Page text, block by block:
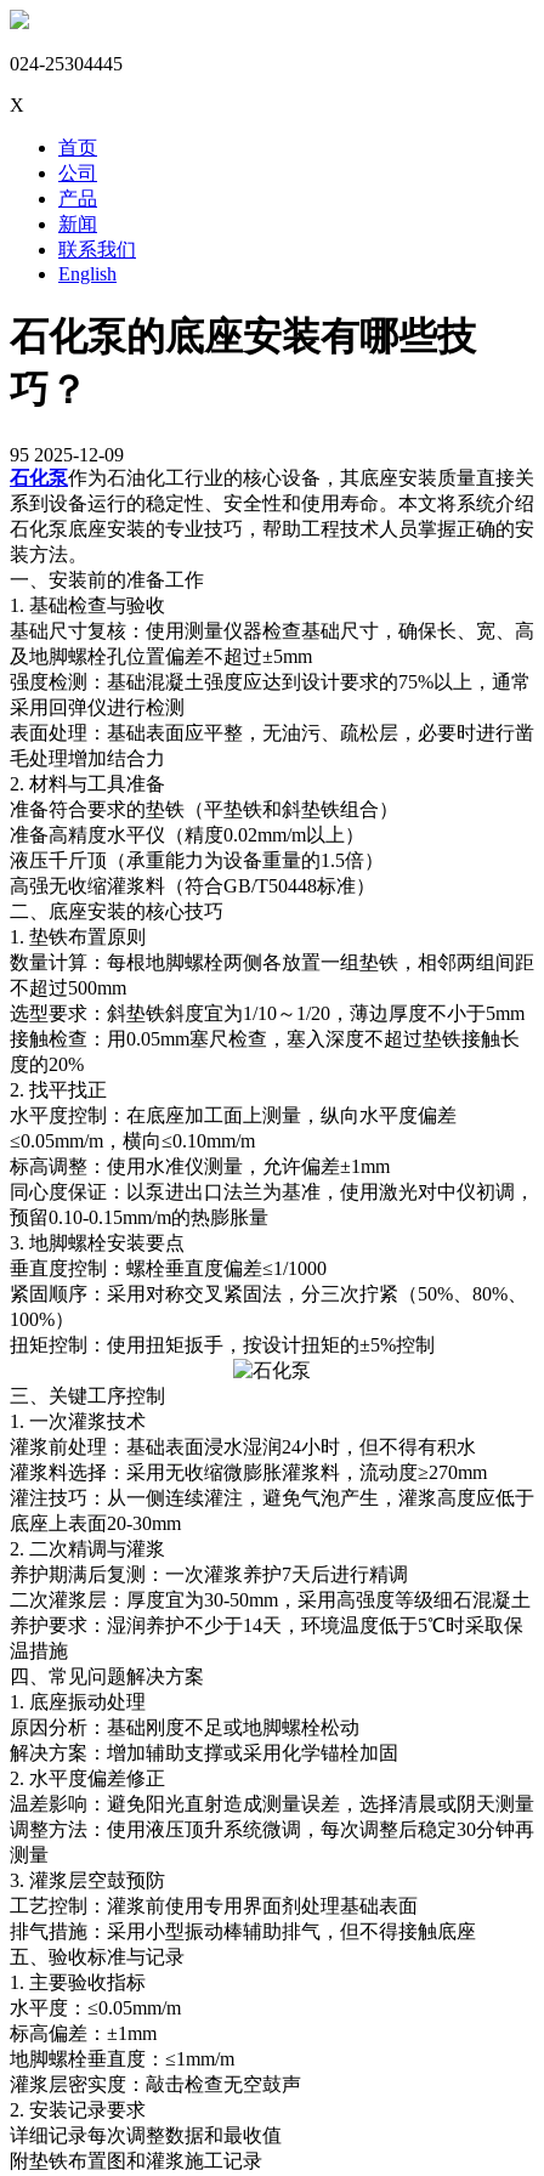
024-25304445
X
首页
公司
产品
新闻
联系我们
English
石化泵的底座安装有哪些技
巧？
95 2025-12-09
石化泵作为石油化工行业的核心设备，其底座安装质量直接关
系到设备运行的稳定性、安全性和使用寿命。本文将系统介绍
石化泵底座安装的专业技巧，帮助工程技术人员掌握正确的安
装方法。
一、安装前的准备工作
1. 基础检查与验收
基础尺寸复核：使用测量仪器检查基础尺寸，确保长、宽、高
及地脚螺栓孔位置偏差不超过±5mm
强度检测：基础混凝土强度应达到设计要求的75%以上，通常
采用回弹仪进行检测
表面处理：基础表面应平整，无油污、疏松层，必要时进行凿
毛处理增加结合力
2. 材料与工具准备
准备符合要求的垫铁（平垫铁和斜垫铁组合）
准备高精度水平仪（精度0.02mm/m以上）
液压千斤顶（承重能力为设备重量的1.5倍）
高强无收缩灌浆料（符合GB/T50448标准）
二、底座安装的核心技巧
1. 垫铁布置原则
数量计算：每根地脚螺栓两侧各放置一组垫铁，相邻两组间距
不超过500mm
选型要求：斜垫铁斜度宜为1/10～1/20，薄边厚度不小于5mm
接触检查：用0.05mm塞尺检查，塞入深度不超过垫铁接触长
度的20%
2. 找平找正
水平度控制：在底座加工面上测量，纵向水平度偏差
≤0.05mm/m，横向≤0.10mm/m
标高调整：使用水准仪测量，允许偏差±1mm
同心度保证：以泵进出口法兰为基准，使用激光对中仪初调，
预留0.10-0.15mm/m的热膨胀量
3. 地脚螺栓安装要点
垂直度控制：螺栓垂直度偏差≤1/1000
紧固顺序：采用对称交叉紧固法，分三次拧紧（50%、80%、
100%）
扭矩控制：使用扭矩扳手，按设计扭矩的±5%控制
三、关键工序控制
1. 一次灌浆技术
灌浆前处理：基础表面浸水湿润24小时，但不得有积水
灌浆料选择：采用无收缩微膨胀灌浆料，流动度≥270mm
灌注技巧：从一侧连续灌注，避免气泡产生，灌浆高度应低于
底座上表面20-30mm
2. 二次精调与灌浆
养护期满后复测：一次灌浆养护7天后进行精调
二次灌浆层：厚度宜为30-50mm，采用高强度等级细石混凝土
养护要求：湿润养护不少于14天，环境温度低于5℃时采取保
温措施
四、常见问题解决方案
1. 底座振动处理
原因分析：基础刚度不足或地脚螺栓松动
解决方案：增加辅助支撑或采用化学锚栓加固
2. 水平度偏差修正
温差影响：避免阳光直射造成测量误差，选择清晨或阴天测量
调整方法：使用液压顶升系统微调，每次调整后稳定30分钟再
测量
3. 灌浆层空鼓预防
工艺控制：灌浆前使用专用界面剂处理基础表面
排气措施：采用小型振动棒辅助排气，但不得接触底座
五、验收标准与记录
1. 主要验收指标
水平度：≤0.05mm/m
标高偏差：±1mm
地脚螺栓垂直度：≤1mm/m
灌浆层密实度：敲击检查无空鼓声
2. 安装记录要求
详细记录每次调整数据和最收值
附垫铁布置图和灌浆施工记录